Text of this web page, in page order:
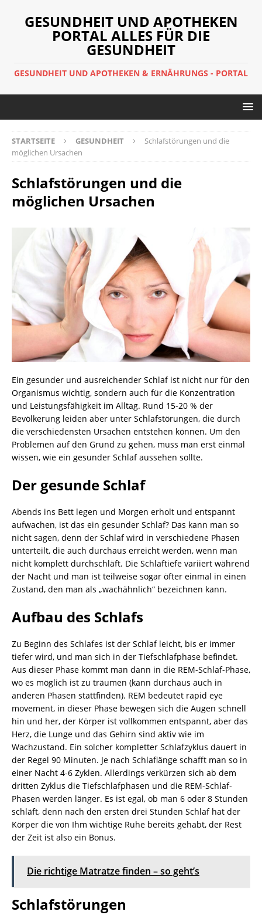
GESUNDHEIT UND APOTHEKEN
PORTAL ALLES FÜR DIE
GESUNDHEIT
GESUNDHEIT UND APOTHEKEN & ERNÄHRUNGS - PORTAL
STARTSEITE GESUNDHEIT
Schlafstörungen und die
möglichen Ursachen
Schlafstörungen und die
möglichen Ursachen
Ein gesunder und ausreichender Schlaf ist nicht nur für den
Organismus wichtig, sondern auch für die Konzentration
und Leistungsfähigkeit im Alltag. Rund 15-20 % der
Bevölkerung leiden aber unter Schlafstörungen, die durch
die verschiedensten Ursachen entstehen können. Um den
Problemen auf den Grund zu gehen, muss man erst einmal
wissen, wie ein gesunder Schlaf aussehen sollte.
Der gesunde Schlaf
Abends ins Bett legen und Morgen erholt und entspannt
aufwachen, ist das ein gesunder Schlaf? Das kann man so
nicht sagen, denn der Schlaf wird in verschiedene Phasen
unterteilt, die auch durchaus erreicht werden, wenn man
nicht komplett durchschläft. Die Schlaftiefe variiert während
der Nacht und man ist teilweise sogar öfter einmal in einen
Zustand, den man als „wachähnlich“ bezeichnen kann.
Aufbau des Schlafs
Zu Beginn des Schlafes ist der Schlaf leicht, bis er immer
tiefer wird, und man sich in der Tiefschlafphase befindet.
Aus dieser Phase kommt man dann in die REM-Schlaf-Phase,
wo es möglich ist zu träumen (kann durchaus auch in
anderen Phasen stattfinden). REM bedeutet rapid eye
movement, in dieser Phase bewegen sich die Augen schnell
hin und her, der Körper ist vollkommen entspannt, aber das
Herz, die Lunge und das Gehirn sind aktiv wie im
Wachzustand. Ein solcher kompletter Schlafzyklus dauert in
der Regel 90 Minuten. Je nach Schlaflänge schafft man so in
einer Nacht 4-6 Zyklen. Allerdings verkürzen sich ab dem
dritten Zyklus die Tiefschlafphasen und die REM-Schlaf-
Phasen werden länger. Es ist egal, ob man 6 oder 8 Stunden
schläft, denn nach den ersten drei Stunden Schlaf hat der
Körper die von Ihm wichtige Ruhe bereits gehabt, der Rest
der Zeit ist also ein Bonus.
Die richtige Matratze finden – so geht’s
Schlafstörungen